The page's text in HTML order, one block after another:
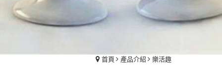
首頁 產品介紹 樂活趣